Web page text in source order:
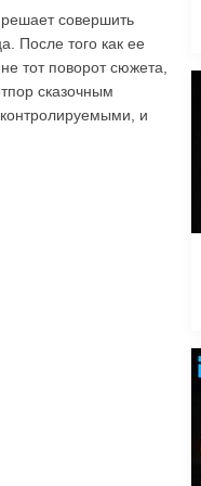
совершить
После того как ее
тот поворот сюжета,
сказочным
и